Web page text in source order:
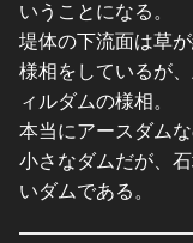
いうことになる。
堤体の下流面は草
様相をしているが
ィルダムの様相。
本当にアースダム
小さなダムだが、
いダムである。